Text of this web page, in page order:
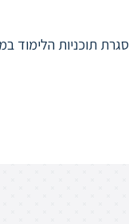
תוכניות הלימוד